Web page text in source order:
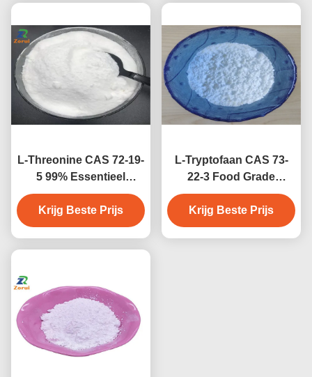
L-Threonine CAS 72-19-
5 99% Essentieel
aminozuurpoeder voor
voedingssupplement
Krijg Beste Prijs
L-Tryptofaan CAS 73-
22-3 Food Grade
essentieel
aminozuurpoeder voor
voedingssupplement
Krijg Beste Prijs